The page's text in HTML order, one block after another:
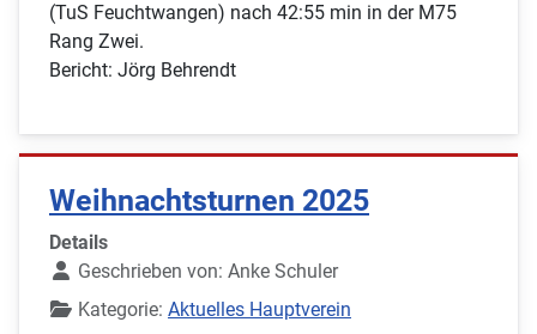
(TuS Feuchtwangen) nach 42:55 min in der M75
Rang Zwei.
Bericht: Jörg Behrendt
Weihnachtsturnen 2025
Details
Geschrieben von: Anke Schuler
Kategorie: Aktuelles Hauptverein